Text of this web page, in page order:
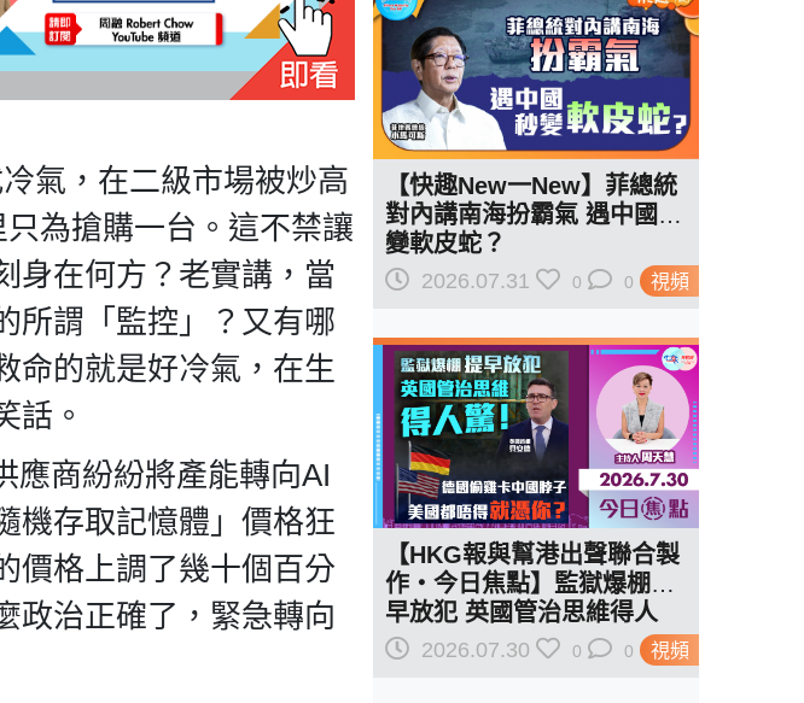
氣，在二級市場被炒高
為搶購一台。這不禁讓
身在何方？老實講，當
所謂「監控」？又有哪
命的就是好冷氣，在生
話。
應商紛紛將產能轉向AI
機存取記憶體」價格狂
價格上調了幾十個百分
政治正確了，緊急轉向
視頻
【快趣New一New】菲總統
對內講南海扮霸氣 遇中國秒
變軟皮蛇？
2026.07.31 0 0
視頻
【HKG報與幫港出聲聯合製
作‧今日焦點】監獄爆棚提
早放犯 英國管治思維得人
驚！德國偷雞卡中國脖子 美
2026.07.30 0 0